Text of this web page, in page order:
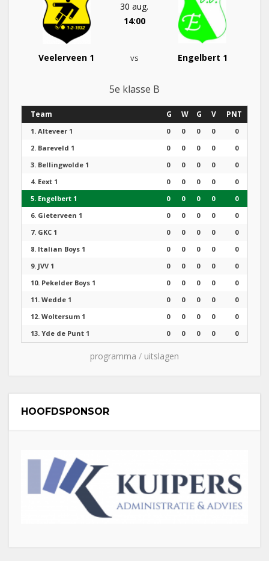
Veelerveen 1
30 aug.
14:00
vs Engelbert 1
5e klasse B
Team G W G V PNT
1. Alteveer 1 0 0 0 0
0
2. Bareveld 1 0 0 0 0
0
3. Bellingwolde 1 0 0 0 0
0
4. Eext 1 0 0 0 0
0
5. Engelbert 1 0 0 0 0
0
6. Gieterveen 1 0 0 0 0
0
7. GKC 1 0 0 0 0
0
8. Italian Boys 1 0 0 0 0
0
9. JVV 1 0 0 0 0
0
10. Pekelder Boys 1 0 0 0 0
0
11. Wedde 1 0 0 0 0
0
12. Woltersum 1 0 0 0 0
0
13. Yde de Punt 1 0 0 0 0 0
programma / uitslagen
HOOFDSPONSOR